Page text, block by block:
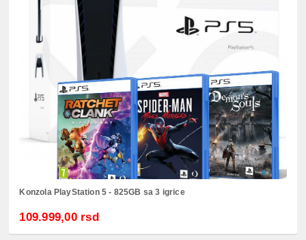
Konzola PlayStation 5 - 825GB sa 3 igrice
109.999,00 rsd